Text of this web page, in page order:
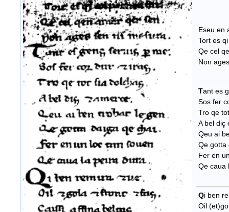
Eseu
Tort es
Qe cel
Non
Tant es
Sos fer
Tro qe
A bel diç
Qeu ai
Qe gotta
Fer en
Qe caua
Qi ben
Oil